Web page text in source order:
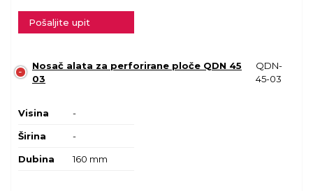
Pošaljite upit
Nosač alata za perforirane ploče QDN 45
03
QDN-
45-03
Visina -
Širina -
Dubina 160 mm